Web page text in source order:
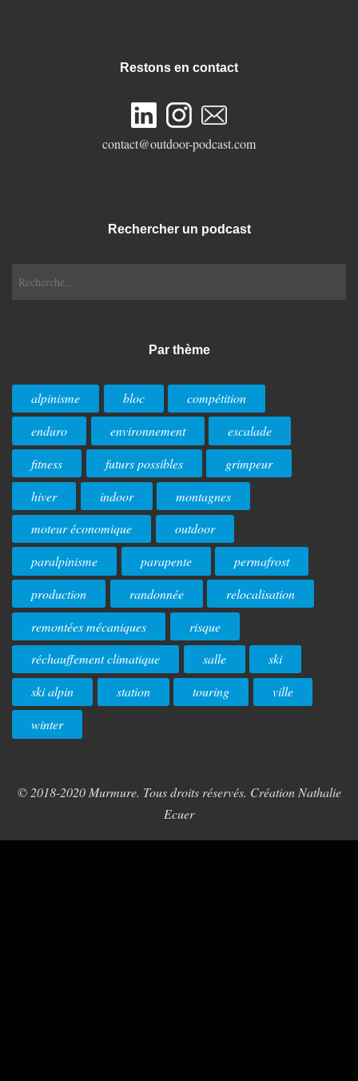
Restons en contact
contact@outdoor-podcast.com
Rechercher un podcast
Par thème
alpinisme bloc
compétition
enduro
environnement
escalade
fitness
futurs possibles
grimpeur
hiver
indoor
montagnes
moteur économique
outdoor
paralpinisme
parapente
permafrost
production
randonnée
relocalisation
remontées mécaniques
risque
réchauffement climatique
salle
ski
ski alpin
station touring
ville
winter
© 2018-2020 Murmure. Tous droits réservés. Création Nathalie
Ecuer